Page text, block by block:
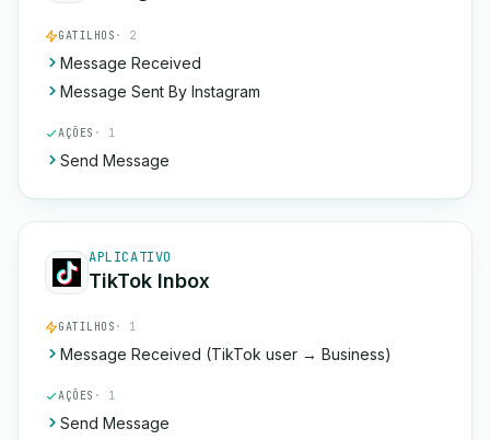
GATILHOS · 2
Message Received
Message Sent By Instagram
AÇÕES · 1
Send Message
APLICATIVO
TikTok Inbox
GATILHOS · 1
Message Received (TikTok user → Business)
AÇÕES · 1
Send Message